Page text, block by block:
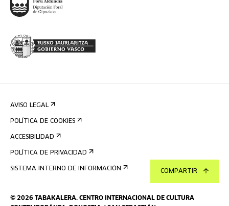
COMPARTIR
© 2026 TABAKALERA. CENTRO INTERNACIONAL DE CULTURA
AVISO LEGAL
POLÍTICA DE COOKIES
ACCESIBILIDAD
POLÍTICA DE PRIVACIDAD
SISTEMA INTERNO DE INFORMACIÓN